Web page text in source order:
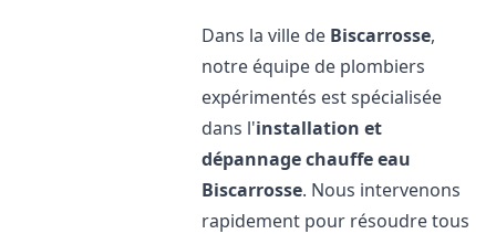
Dans la ville de Biscarrosse,
notre équipe de plombiers
expérimentés est spécialisée
dans l'installation et
dépannage chauffe eau
Biscarrosse. Nous intervenons
rapidement pour résoudre tous